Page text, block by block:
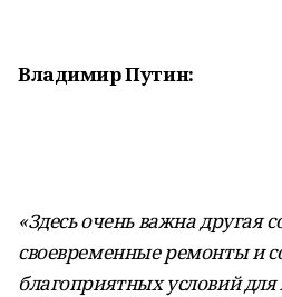
Владимир Путин:
«Здесь очень важна другая
своевременные ремонты и
благоприятных условий